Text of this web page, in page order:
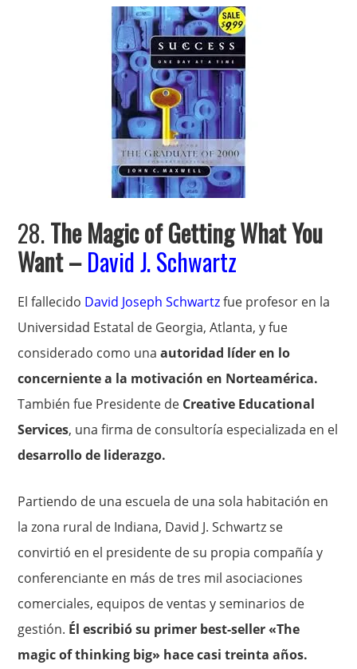
28.The Magic of Getting What You
Want–David J. Schwartz
El fallecido David Joseph Schwartzfue profesor en la
Universidad Estatal de Georgia, Atlanta, y fue
considerado como unaautoridad líder en lo
concerniente a la motivación en Norteamérica.
También fue Presidente de Creative Educational
Services, una firma de consultoría especializada en el
desarrollo de liderazgo.
Partiendo de una escuela de una sola habitación en
la zona rural de Indiana, David J. Schwartz se
convirtió en el presidente de su propia compañía y
conferenciante en más de tres mil asociaciones
comerciales, equipos de ventas y seminarios de
gestión. Él escribió su primer best-seller «The
magic of thinking big» hace casi treinta años.